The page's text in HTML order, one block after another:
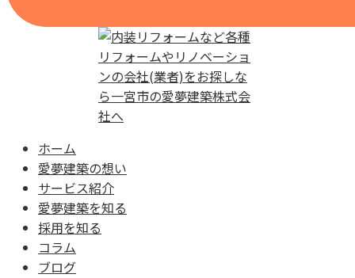
ホーム
愛夢建築の想い
サービス紹介
愛夢建築を知る
採用を知る
コラム
ブログ